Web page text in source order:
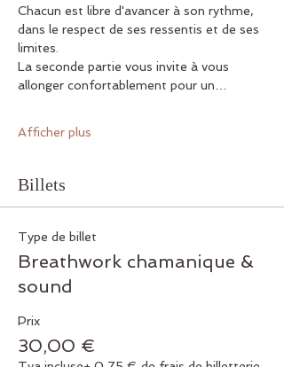
Chacun est libre d'avancer à son rythme,
dans le respect de ses ressentis et de ses
limites.
La seconde partie vous invite à vous
allonger confortablement pour un…
Afficher plus
Billets
Type de billet
Breathwork chamanique &
sound
Prix
30,00 €